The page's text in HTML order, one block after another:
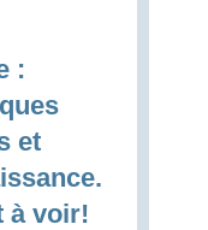
:
et
à voir!